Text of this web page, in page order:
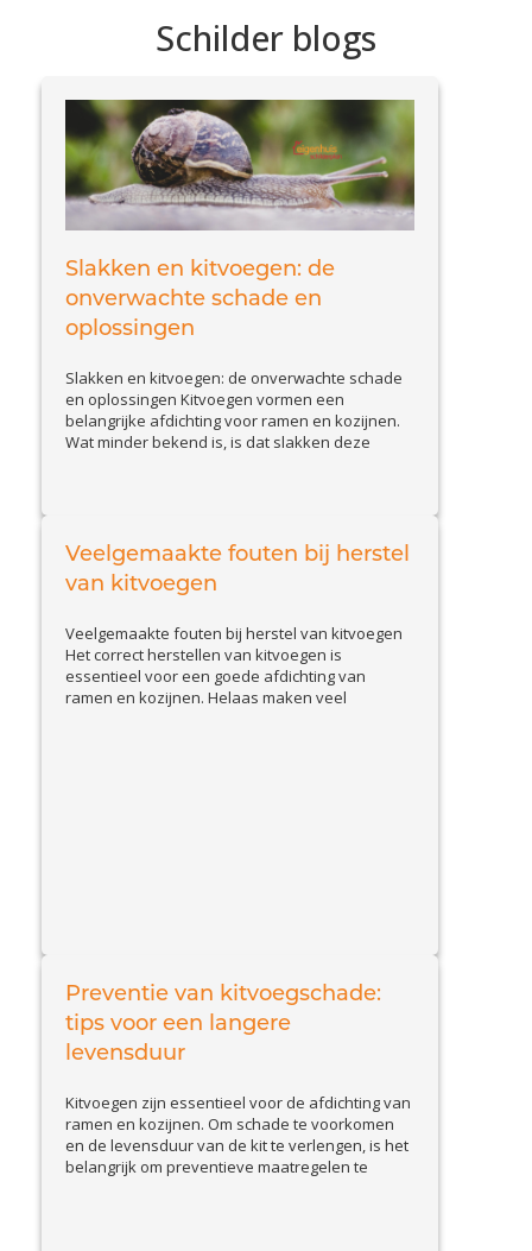
Schilder blogs
Slakken en kitvoegen: de
onverwachte schade en
oplossingen
Slakken en kitvoegen: de onverwachte schade
en oplossingen Kitvoegen vormen een
belangrijke afdichting voor ramen en kozijnen.
Wat minder bekend is, is dat slakken deze
hoe u schade door slakken herkent en welke
effectieve...View Article
Veelgemaakte fouten bij herstel
van kitvoegen
Veelgemaakte fouten bij herstel van kitvoegen
Het correct herstellen van kitvoegen is
essentieel voor een goede afdichting van
ramen en kozijnen. Helaas maken veel
Preventie van kitvoegschade:
tips voor een langere
levensduur
Kitvoegen zijn essentieel voor de afdichting van
ramen en kozijnen. Om schade te voorkomen
en de levensduur van de kit te verlengen, is het
belangrijk om preventieve maatregelen te